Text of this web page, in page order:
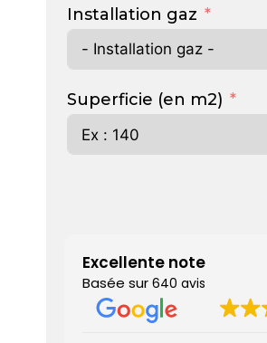
Installation gaz
Superficie (en m2)
Excellente note
Basée sur 640 avis